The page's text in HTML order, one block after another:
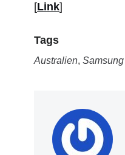
[Link]
Tags
Australien, Samsung